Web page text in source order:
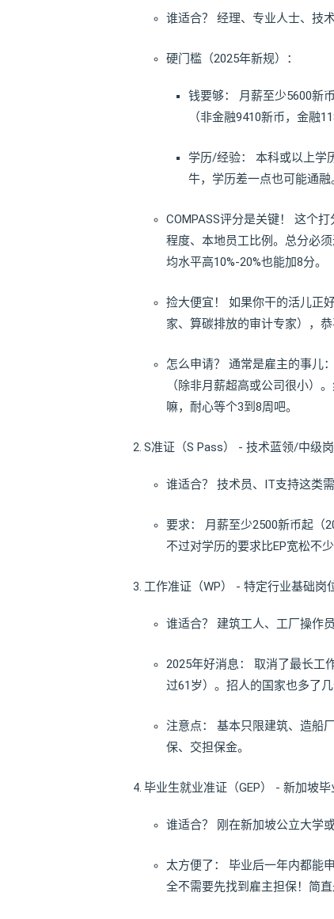
谁适合？ 经理、专业人士、技术
硬门槛（2025年新规）：
钱要够： 月薪至少5600新
（非金融9410新币，金融
学历/经验： 本科或以上学
牛，学历差一点也可能通融
COMPASS评分是关键！ 这个
程度、本地员工比例。总分必
均水平高10%-20%也能加8分。
捡大便宜！ 如果你干的活儿正
家、算碳排放的审计专家），
怎么申请？ 通常是雇主的事儿
（除非月薪超高或公司很小）
嘛，耐心等个3到8周吧。
S准证（S Pass） - 技术蓝领/中级
谁适合？ 技术员、IT支持这类
要求： 月薪至少2500新币起（
不过对学历的要求比EP宽松不少
工作准证（WP） - 特定行业基础岗
谁适合？ 建筑工人、工厂操作
2025年好消息： 取消了最长工
过61岁）。招人的国家也多了
注意点： 基本只限建筑、造船
保、交担保金。
毕业生就业准证（GEP） - 新加坡毕
谁适合？ 刚在新加坡公立大学
太方便了： 毕业后一年内都能
全不需要先找到雇主担保！简直